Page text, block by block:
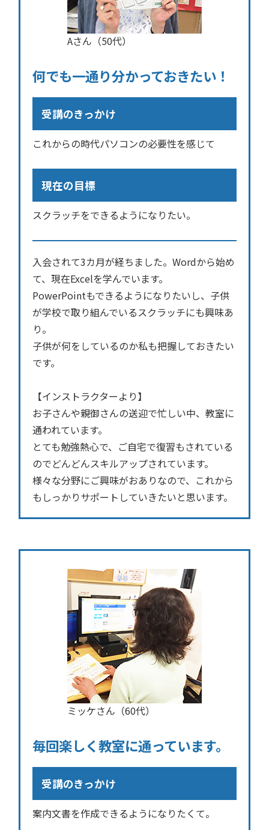
Aさん（50代）
何でも一通り分かっておきたい！
受講のきっかけ
これからの時代パソコンの必要性を感じて
現在の目標
スクラッチをできるようになりたい。
入会されて3カ月が経ちました。Wordから始め
て、現在Excelを学んでいます。
PowerPointもできるようになりたいし、子供
が学校で取り組んでいるスクラッチにも興味あ
り。
子供が何をしているのか私も把握しておきたい
です。
【インストラクターより】
お子さんや親御さんの送迎で忙しい中、教室に
通われています。
とても勉強熱心で、ご自宅で復習もされている
のでどんどんスキルアップされています。
様々な分野にご興味がおありなので、これから
もしっかりサポートしていきたいと思います。
ミッケさん（60代）
毎回楽しく教室に通っています。
受講のきっかけ
案内文書を作成できるようになりたくて。